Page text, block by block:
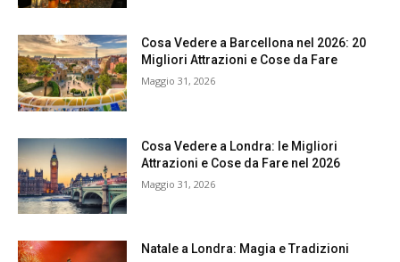
Cosa Vedere a Barcellona nel 2026: 20
Migliori Attrazioni e Cose da Fare
Maggio 31, 2026
Cosa Vedere a Londra: le Migliori
Attrazioni e Cose da Fare nel 2026
Maggio 31, 2026
Natale a Londra: Magia e Tradizioni